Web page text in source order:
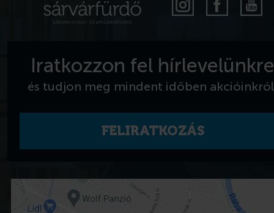
Iratkozzon fel hírlevelünkre
és tudjon meg mindent időben
FELIRATKOZÁS